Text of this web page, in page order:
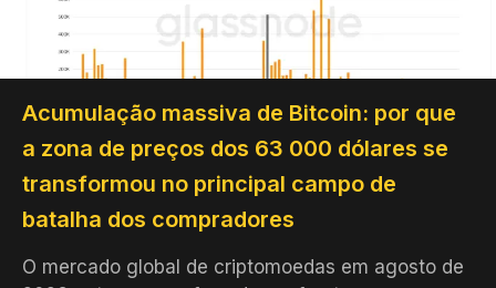
Acumulação massiva de Bitcoin: por que
a zona de preços dos 63 000 dólares se
transformou no principal campo de
batalha dos compradores
O mercado global de criptomoedas em agosto de